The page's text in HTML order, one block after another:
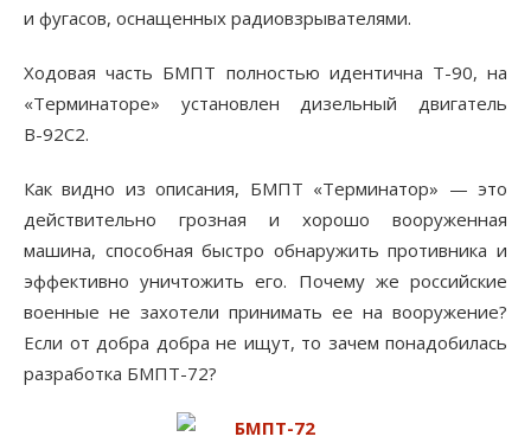
и фугасов, оснащенных радиовзрывателями.
Ходовая часть БМПТ полностью идентична Т-90, на
«Терминаторе» установлен дизельный двигатель
В-92С2.
Как видно из описания, БМПТ «Терминатор» — это
действительно грозная и хорошо вооруженная
машина, способная быстро обнаружить противника и
эффективно уничтожить его. Почему же российские
военные не захотели принимать ее на вооружение?
Если от добра добра не ищут, то зачем понадобилась
разработка БМПТ-72?